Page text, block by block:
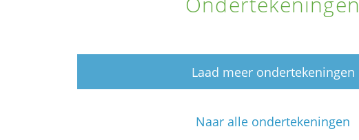
Laad meer ondertekeningen
Naar alle ondertekeningen